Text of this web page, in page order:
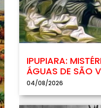
IPUPIARA:
ÁGUAS DE SÃO
04/08/2026